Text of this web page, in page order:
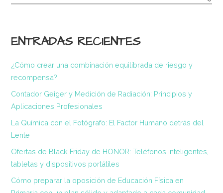
ENTRADAS RECIENTES
¿Cómo crear una combinación equilibrada de riesgo y
recompensa?
Contador Geiger y Medición de Radiación: Principios y
Aplicaciones Profesionales
La Química con el Fotógrafo: El Factor Humano detrás del
Lente
Ofertas de Black Friday de HONOR: Teléfonos inteligentes,
tabletas y dispositivos portátiles
Cómo preparar la oposición de Educación Física en